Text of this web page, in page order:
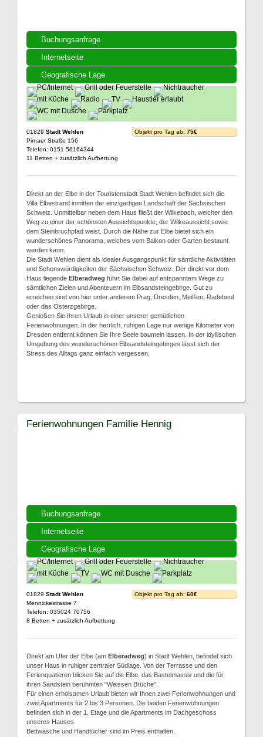
Buchungsanfrage
Internetseite
Geografische Lage
01829 Stadt Wehlen
Pirnaer Straße 156
Telefon: 0151 56164344
11 Betten + zusätzlich Aufbettung
Objekt pro Tag ab: 75€
Direkt an der Elbe in der Touristenstadt Stadt Wehlen befindet sich die
Villa Elbestrand inmitten der einzigartigen Landschaft der Sächsischen
Schweiz. Unmittelbar neben dem Haus fließt der Wilkebach, welcher den
Weg zu einer der schönsten Aussichtspunkte, der Wilkeaussicht sowie
dem Steinbruchpfad weist. Durch die Nähe zur Elbe bietet sich ein
wunderschönes Panorama, welches vom Balkon oder Garten bestaunt
werden kann.
Die Stadt Wehlen dient als idealer Ausgangspunkt für sämtliche Aktivitäten
und Sehenswürdigkeiten der Sächsischen Schweiz. Der direkt vor dem
Haus liegende Elberadweg führt Sie dabei auf entspanntem Wege zu
sämtlichen Zielen und Abenteuern im Elbsandsteingebirge. Gut zu
erreichen sind von hier unter anderem Prag, Dresden, Meißen, Radebeul
oder das Osterzgebirge.
Genießen Sie Ihren Urlaub in einer unserer gemütlichen
Ferienwohnungen. In der herrlich, ruhigen Lage nur wenige Kilometer von
Dresden entfernt können Sie Ihre Seele baumeln lassen. In der idyllischen
Umgebung des wunderschönen Elbsandsteingebirges lässt sich der
Stress des Alltags ganz einfach vergessen.
Buchungsanfrage
Internetseite
Geografische Lage
Ferienwohnungen Familie Hennig
01829 Stadt Wehlen
Mennickestrasse 7
Telefon: 035024 70756
8 Betten + zusätzlich Aufbettung
Objekt pro Tag ab: 60€
Direkt am Ufer der Elbe (am Elberadweg) in Stadt Wehlen, befindet sich
unser Haus in ruhiger zentraler Südlage. Von der Terrasse und den
Ferienquatieren blicken Sie auf die Elbe, das Basteimassiv und die für
ihren Sandstein berühmten "Weissen Brüche".
Für einen erholsamen Urlaub bieten wir Ihnen zwei Ferienwohnungen und
zwei Apartments für 2 bis 3 Personen. Die beiden Ferienwohnungen
befinden sich in der 1. Etage und die Apartments im Dachgeschoss
unseres Hauses.
Bettwäsche und Handtücher sind im Preis enthalten.